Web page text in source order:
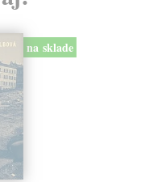
na sklade